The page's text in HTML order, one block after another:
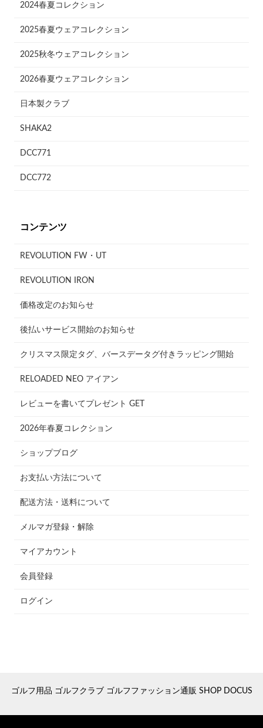
2024春夏コレクション
2025春夏ウェアコレクション
2025秋冬ウェアコレクション
2026春夏ウェアコレクション
日本製クラブ
SHAKA2
DCC771
DCC772
コンテンツ
REVOLUTION FW・UT
REVOLUTION IRON
価格改定のお知らせ
後払いサービス開始のお知らせ
クリスマス限定タグ、バースデータグ付きラッピング開始
RELOADED NEO アイアン
レビューを書いてプレゼント GET
2026年春夏コレクション
ショップブログ
お支払い方法について
配送方法・送料について
メルマガ登録・解除
マイアカウント
会員登録
ログイン
ゴルフ用品 ゴルフクラブ ゴルフファッション通販 SHOP DOCUS